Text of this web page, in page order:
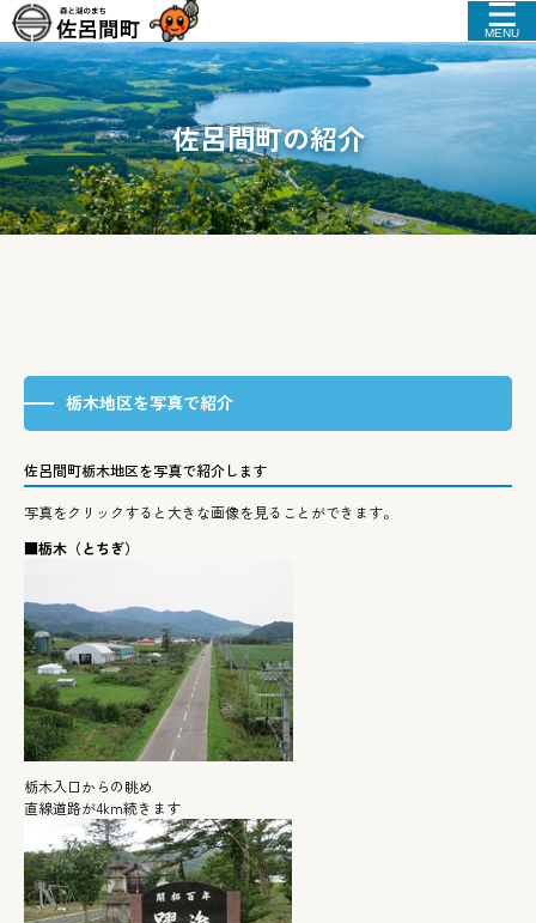
MENU
佐呂間町の紹介
栃木地区を写真で紹介
佐呂間町栃木地区を写真で紹介します
写真をクリックすると大きな画像を見ることができます。
■栃木（とちぎ）
栃木入口からの眺め
直線道路が4km続きます